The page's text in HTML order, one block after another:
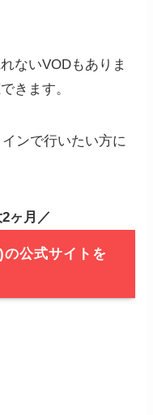
ないVODもありま
きます。
ンで行いたい方に
ヶ月／
公式サイトを